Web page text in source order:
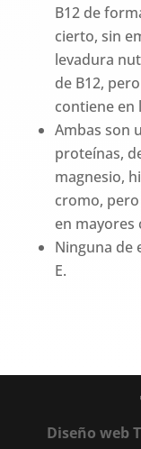
B12 de
cierto, sin
levadura
de B12,
contiene en
Ambas son
proteínas,
magnesio,
cromo,
en mayores
Ninguna de
E.
Diseño web